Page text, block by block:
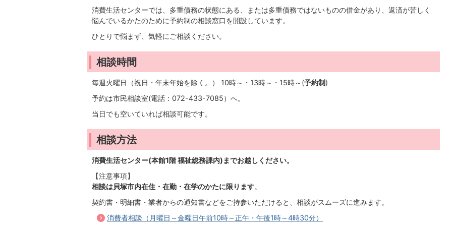
消費生活センターでは、多重債務の状態にある、または多重債務ではないものの借金があり、返済が苦しく
悩んでいるかたのために予約制の相談窓口を開設しています。
ひとりで悩まず、気軽にご相談ください。
相談時間
毎週火曜日（祝日・年末年始を除く。） 10時～・13時～・15時～(予約制)
予約は市民相談室(電話：072-433-7085）へ。
当日でも空いていれば相談可能です。
相談方法
消費生活センター(本館1階 福祉総務課内)までお越しください。
【注意事項】
相談は貝塚市内在住・在勤・在学のかたに限ります。
契約書・明細書・業者からの通知書などをご持参いただけると、相談がスムーズに進みます。
消費者相談（月曜日～金曜日午前10時～正午・午後1時～4時30分）